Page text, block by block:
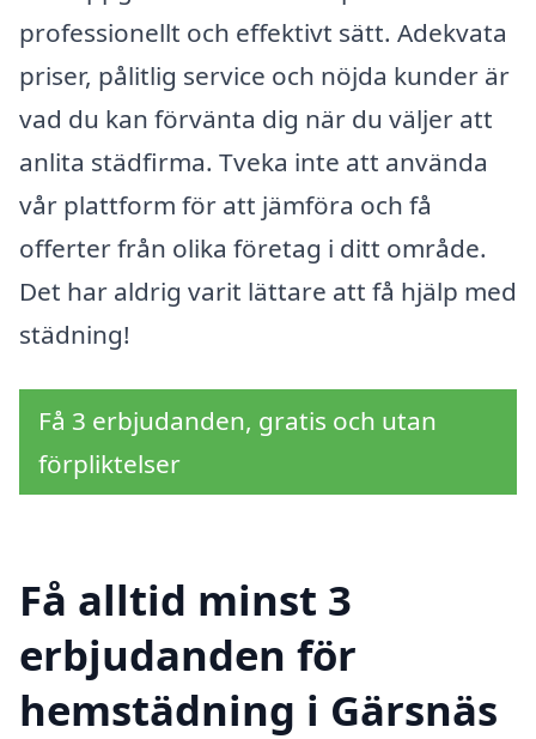
professionellt och effektivt sätt. Adekvata
priser, pålitlig service och nöjda kunder är
vad du kan förvänta dig när du väljer att
anlita städfirma. Tveka inte att använda
vår plattform för att jämföra och få
offerter från olika företag i ditt område.
Det har aldrig varit lättare att få hjälp med
städning!
Få 3 erbjudanden, gratis och utan
förpliktelser
Få alltid minst 3
erbjudanden för
hemstädning i Gärsnäs